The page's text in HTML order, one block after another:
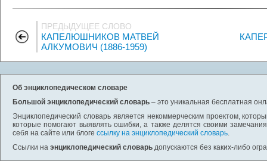
ПРЕДЫДУЩЕЕ СЛОВО
КАПЕЛЮШНИКОВ МАТВЕЙ
АЛКУМОВИЧ (1886-1959)
Об энциклопедическом словаре
Большой энциклопедический словарь – это уникальная бесплатная
Энциклопедический словарь является некоммерческим проектом,
которые помогают выявлять ошибки, а также делятся своими
себя на сайте или блоге ссылку на энциклопедический словарь.
Ссылки на энциклопедический словарь допускаются без каких-либо